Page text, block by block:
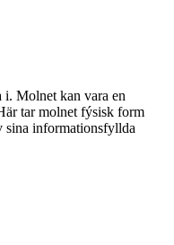
Molnet kan vara en
tar molnet fýsisk form
sina informationsfyllda